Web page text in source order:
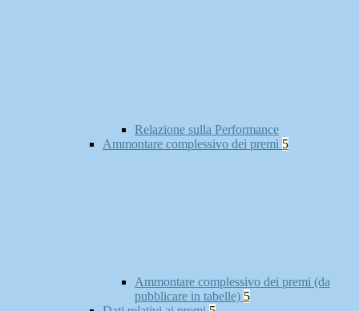
Relazione sulla Performance
Ammontare complessivo dei premi 5
Ammontare complessivo dei premi (da
pubblicare in tabelle) 5